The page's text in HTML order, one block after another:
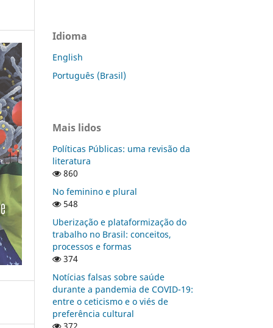
Idioma
English
Português (Brasil)
Mais lidos
Políticas Públicas: uma revisão da
literatura
860
No feminino e plural
548
Uberização e plataformização do
trabalho no Brasil: conceitos,
processos e formas
374
Notícias falsas sobre saúde
durante a pandemia de COVID-19:
entre o ceticismo e o viés de
preferência cultural